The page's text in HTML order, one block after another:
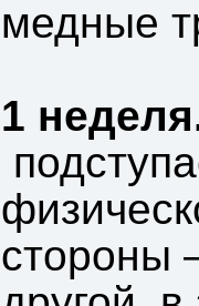
медные
1
стороны